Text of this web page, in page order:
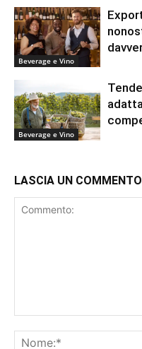
Beverage e Vino
Beverage e Vino
LASCIA UN COMMENTO